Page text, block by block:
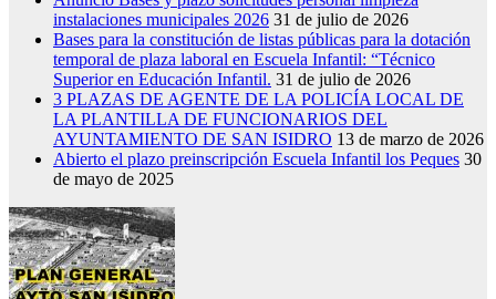
instalaciones municipales 2026 31 de julio de 2026
Bases para la constitución de listas públicas para la dotación
temporal de plaza laboral en Escuela Infantil: “Técnico
Superior en Educación Infantil. 31 de julio de 2026
3 PLAZAS DE AGENTE DE LA POLICÍA LOCAL DE
LA PLANTILLA DE FUNCIONARIOS DEL
AYUNTAMIENTO DE SAN ISIDRO 13 de marzo de 2026
Abierto el plazo preinscripción Escuela Infantil los Peques 30
de mayo de 2025